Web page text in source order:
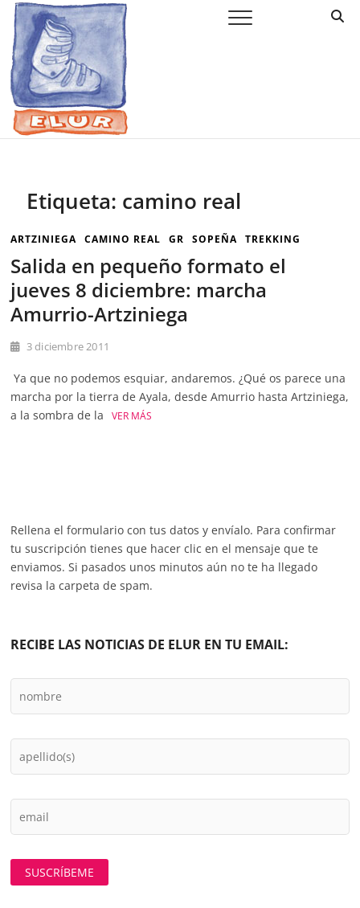
Saltar
contenido
Elur Taldea
EL CLUB DE ESQUÍ DE AMURRIO Y AYALA
Etiqueta: camino real
ARTZINIEGA CAMINO REAL GR SOPEÑA TREKKING
Salida en pequeño formato el
jueves 8 diciembre: marcha
Amurrio-Artziniega
3 diciembre 2011
Ya que no podemos esquiar, andaremos. ¿Qué os parece una
marcha por la tierra de Ayala, desde Amurrio hasta Artziniega,
a la sombra de la
VER MÁS
Rellena el formulario con tus datos y envíalo. Para confirmar
tu suscripción tienes que hacer clic en el mensaje que te
enviamos. Si pasados unos minutos aún no te ha llegado
revisa la carpeta de spam.
RECIBE LAS NOTICIAS DE ELUR EN TU EMAIL: